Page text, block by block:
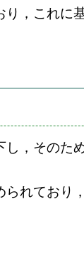
，これに
，そのた
れており